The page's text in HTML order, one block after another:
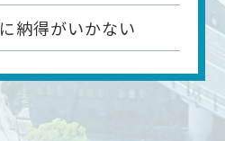
に納得がいかない